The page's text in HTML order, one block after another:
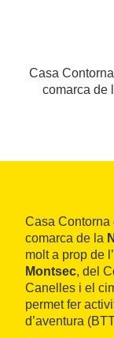
Casa
comarca de
Casa Contorna
comarca de la
molt a prop de l’
Montsec, del
Canelles i el
permet fer
d’aventura